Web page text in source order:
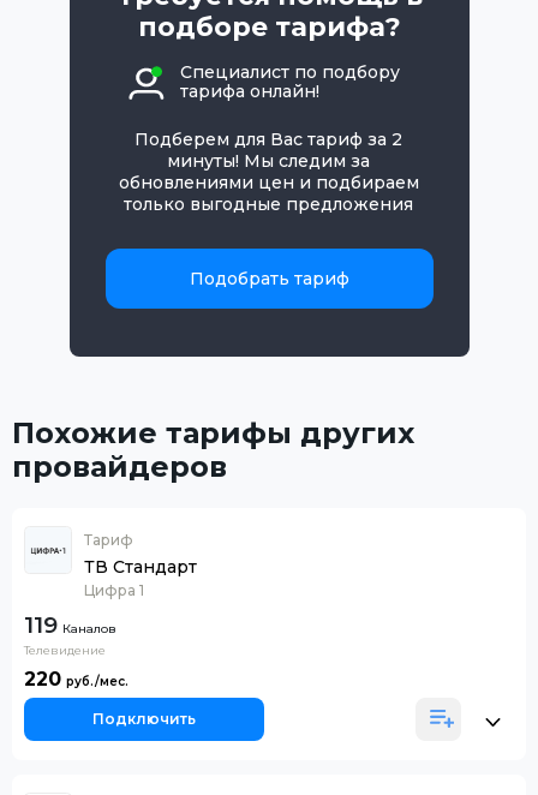
подборе тарифа?
Специалист по подбору
тарифа онлайн!
Подберем для Вас тариф за 2
минуты! Мы следим за
обновлениями цен и подбираем
только выгодные предложения
Подобрать тариф
Похожие тарифы других
провайдеров
Тариф
ТВ Стандарт
Цифра 1
119 Каналов
Телевидение
220
Подключить